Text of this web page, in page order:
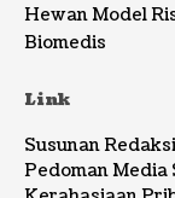
Hewan Model
Biomedis
Link
Susunan Redaksi
Pedoman Media